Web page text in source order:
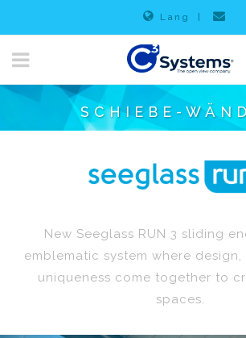
Lang
SCHIEBE-
New Seeglass RUN 3 sliding
emblematic system where
uniqueness come together to
spaces.